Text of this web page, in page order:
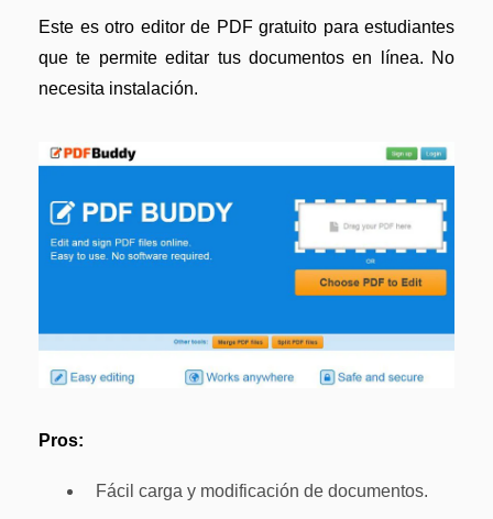
Este es otro editor de PDF gratuito para estudiantes
que te permite editar tus documentos en línea. No
necesita instalación.
Pros:
Fácil carga y modificación de documentos.